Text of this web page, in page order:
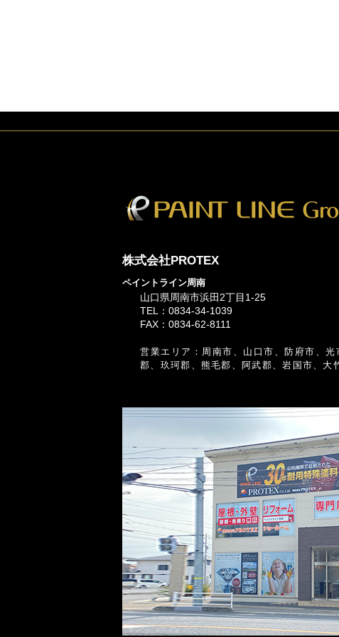
株式会社PROTEX
ペイントライン周南
山口県周南市浜田2丁目1-25
TEL：0834-34-1039
FAX：0834-62-8111
営業エリア：周南市、山口市、防府市、
郡、玖珂郡、熊毛郡、阿武郡、岩国市、大